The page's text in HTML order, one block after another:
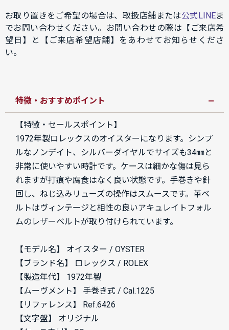
お取り置きをご希望の場合は、取扱店舗または公式LINEま
でお問い合わせください。お問い合わせの際は【ご来店希
望日】と【ご来店希望店舗】をあわせてお知らせくださ
い。
特徴・おすすめポイント
【特徴・セールスポイント】
1972年製ロレックスのオイスターになります。シンプ
ルなノンデイト、シルバーダイヤルでサイズも34㎜と
非常に使いやすい時計です。ケースは細かな傷は見ら
れますが打痕や腐食はなく良い状態です。手巻きや針
回し、ねじ込みリューズの操作はスムースです。革ベ
ルトはヴィンテージと相性の良いアキュレイトフォル
ムのレザーベルトが取り付けられています。
【モデル名】 オイスター / OYSTER
【ブランド名】 ロレックス / ROLEX
【製造年代】 1972年製
【ムーヴメント】 手巻き式 / Cal.1225
【リファレンス】 Ref.6426
【文字盤】 オリジナル